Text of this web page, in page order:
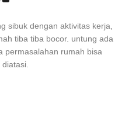
sibuk dengan aktivitas kerja,
tiba tiba bocor. untung ada
permasalahan rumah bisa